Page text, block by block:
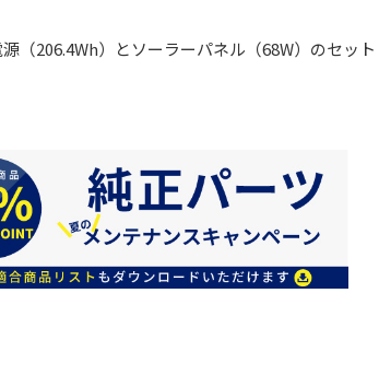
206.4Wh）とソーラーパネル（68W）のセット